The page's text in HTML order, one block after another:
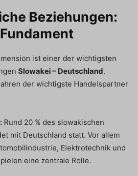
Beziehungen:
ist einer der wichtigsten
Slowakei – Deutschland.
der wichtigste Handelspartner
Rund 20 % des slowakischen
mit Deutschland statt. Vor allem
Elektrotechnik und
eine zentrale Rolle.